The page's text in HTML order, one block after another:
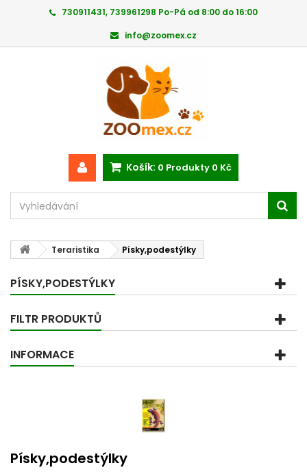
730911431, 739961298 Po-Pá od 8:00 do 16:00
info@zoomex.cz
Košík: 0 Produkty 0 Kč
Teraristika Písky,podestýlky
PÍSKY,PODESTÝLKY
FILTR PRODUKTŮ
INFORMACE
Písky,podestýlky